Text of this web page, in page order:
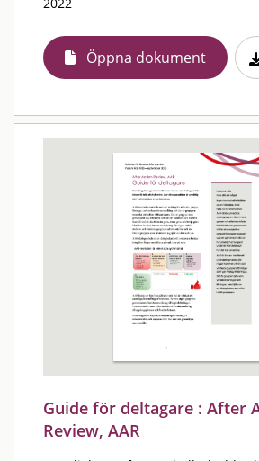
Öppna dokument
Guide för deltagare : After
Review, AAR